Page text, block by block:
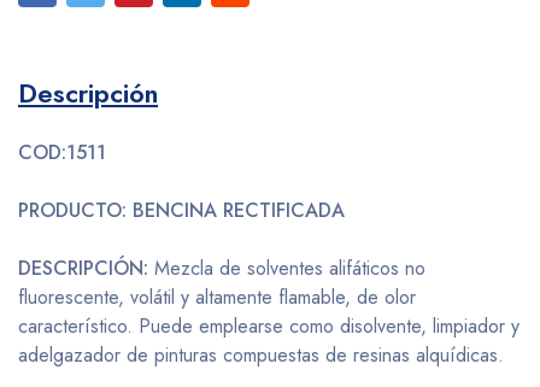
Descripción
COD:1511
PRODUCTO: BENCINA RECTIFICADA
DESCRIPCIÓN: Mezcla de solventes alifáticos no
fluorescente, volátil y altamente flamable, de olor
característico. Puede emplearse como disolvente, limpiador y
adelgazador de pinturas compuestas de resinas alquídicas.